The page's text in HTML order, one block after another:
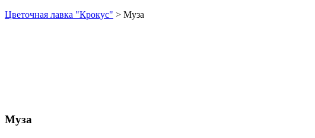
Цветочная лавка "Крокус" > Муза
Муза